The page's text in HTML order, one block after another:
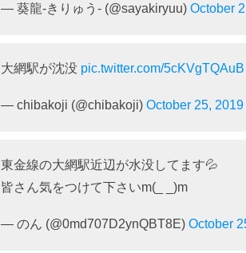
— 葵龍-きりゅう- (@sayakiryuu) October
大網駅が沈没 pic.twitter.com/5cKVgTQAuB
— chibakoji (@chibakoji) October 25, 2019
東金線の大網駅近辺が水没してます💦
皆さん気をつけて下さいm(_ _)m
— のん (@0md707D2ynQBT8E) October